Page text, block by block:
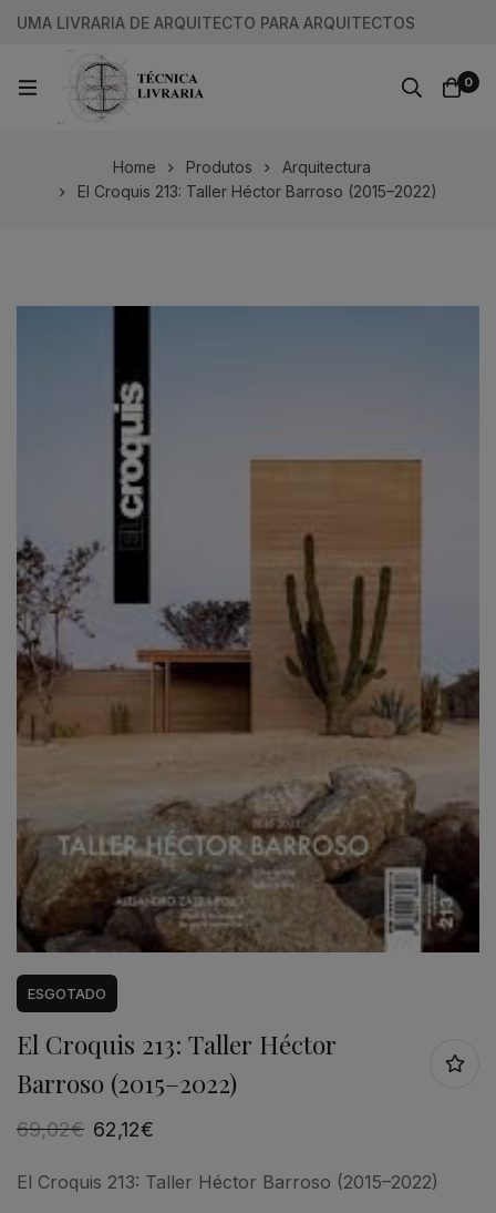
UMA LIVRARIA DE ARQUITECTO PARA ARQUITECTOS
0
Home Produtos
Arquitectura
El Croquis 213: Taller Héctor Barroso (2015–2022)
ESGOTADO
El Croquis 213: Taller Héctor
Barroso (2015–2022)
69,02€ 62,12€
El Croquis 213: Taller Héctor Barroso (2015–2022)